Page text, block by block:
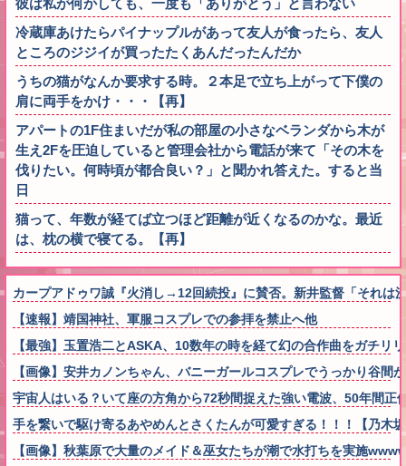
彼は私が何かしても、一度も「ありがとう」と言わない
冷蔵庫あけたらパイナップルがあって友人が食ったら、友人
ところのジジイが買ったたくあんだったんだか
うちの猫がなんか要求する時。２本足で立ち上がって下僕の
肩に両手をかけ・・・【再】
アパートの1F住まいだが私の部屋の小さなベランダから木が
生え2Fを圧迫していると管理会社から電話が来て「その木を
伐りたい。何時頃が都合良い？」と聞かれ答えた。すると当
日
猫って、年数が経てば立つほど距離が近くなるのかな。最近
は、枕の横で寝てる。【再】
カープアドゥワ誠『火消し→12回続投』に賛否。新井監督「それは
【速報】靖国神社、軍服コスプレでの参拝を禁止へ他
【最強】玉置浩二とASKA、10数年の時を経て幻の合作曲をガチリ
【画像】安井カノンちゃん、バニーガールコスプレでうっかり谷間
宇宙人はいる？いて座の方角から72秒間捉えた強い電波、50年間正
手を繋いで駆け寄るあやめんとさくたんが可愛すぎる！！！【乃木
【画像】秋葉原で大量のメイド＆巫女たちが潮で水打ちを実施